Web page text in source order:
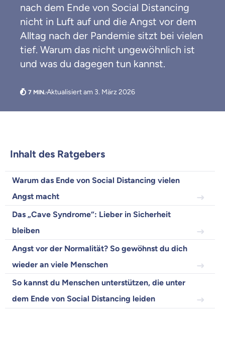
nach dem Ende von Social Distancing
nicht in Luft auf und die Angst vor dem
Alltag nach der Pandemie sitzt bei vielen
tief. Warum das nicht ungewöhnlich ist
und was du dagegen tun kannst.
Aktualisiert am 3. März 2026
Inhalt des Ratgebers
Warum das Ende von Social Distancing vielen
Angst macht
Das „Cave Syndrome“: Lieber in Sicherheit
bleiben
Angst vor der Normalität? So gewöhnst du dich
wieder an viele Menschen
So kannst du Menschen unterstützen, die unter
dem Ende von Social Distancing leiden
Weil es uns wichtig ist, dass
du dich gut beraten fühlst.
Objektive und faire Beratung
Wir möchten, dass du dich aus Überzeugung für
uns entscheidest.
Wir helfen dir dabei Unterschiede in
Versicherungen zu verstehen
Wozu dürfen wir dich beraten?